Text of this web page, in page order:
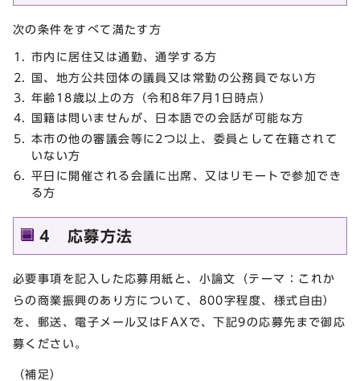
次の条件をすべて満たす方
市内に居住又は通勤、通学する方
国、地方公共団体の議員又は常勤の公務員でない方
年齢18歳以上の方（令和8年7月1日時点）
国籍は問いませんが、日本語での会話が可能な方
本市の他の審議会等に2つ以上、委員として在籍されて
いない方
平日に開催される会議に出席、又はリモートで参加でき
る方
4 応募方法
必要事項を記入した応募用紙と、小論文（テーマ：これか
らの商業振興のあり方について、800字程度、様式自由）
を、郵送、電子メール又はFAXで、下記9の応募先まで御応
募ください。
（補足）